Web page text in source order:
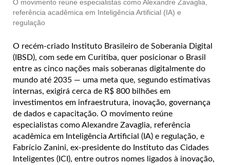
O movimento reúne especialistas como Alexandre Zavaglia,
referência acadêmica em Inteligência Artificial (IA) e
regulação
O recém-criado Instituto Brasileiro de Soberania Digital
(IBSD), com sede em Curitiba, quer posicionar o Brasil
entre as cinco nações mais soberanas digitalmente do
mundo até 2035 — uma meta que, segundo estimativas
internas, exigirá cerca de R$ 800 bilhões em
investimentos em infraestrutura, inovação, governança
de dados e capacitação. O movimento reúne
especialistas como Alexandre Zavaglia, referência
acadêmica em Inteligência Artificial (IA) e regulação, e
Fabrício Zanini, ex-presidente do Instituto das Cidades
Inteligentes (ICI), entre outros nomes ligados à inovação,